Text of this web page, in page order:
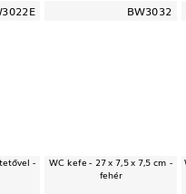
-
BW3032
WC kefe - 27 x 7,5 x 7,5 cm -
fehér